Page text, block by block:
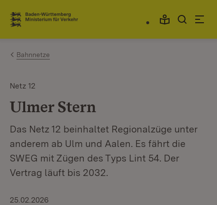
Zum Inhalt springen
Link zur Startseite
Bahnnetze
Netz 12
Ulmer Stern
Das Netz 12 beinhaltet Regionalzüge unter
anderem ab Ulm und Aalen. Es fährt die
SWEG mit Zügen des Typs Lint 54. Der
Vertrag läuft bis 2032.
25.02.2026